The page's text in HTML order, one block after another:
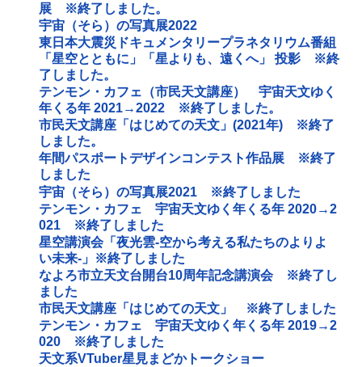
展 ※終了しました。
宇宙（そら）の写真展2022
東日本大震災ドキュメンタリープラネタリウム番組
「星空とともに」「星よりも、遠くへ」 投影 ※終
了しました。
テンモン・カフェ（市民天文講座） 宇宙天文ゆく
年くる年 2021→2022 ※終了しました。
市民天文講座「はじめての天文」(2021年) ※終了
しました。
年間パスポートデザインコンテスト作品展 ※終了
しました
宇宙（そら）の写真展2021 ※終了しました
テンモン・カフェ 宇宙天文ゆく年くる年 2020→2
021 ※終了しました
星空講演会「夜光雲‐空から考える私たちのよりよ
い未来‐」※終了しました
なよろ市立天文台開台10周年記念講演会 ※終了し
ました
市民天文講座「はじめての天文」 ※終了しました
テンモン・カフェ 宇宙天文ゆく年くる年 2019→2
020 ※終了しました
天文系VTuber星見まどかトークショー